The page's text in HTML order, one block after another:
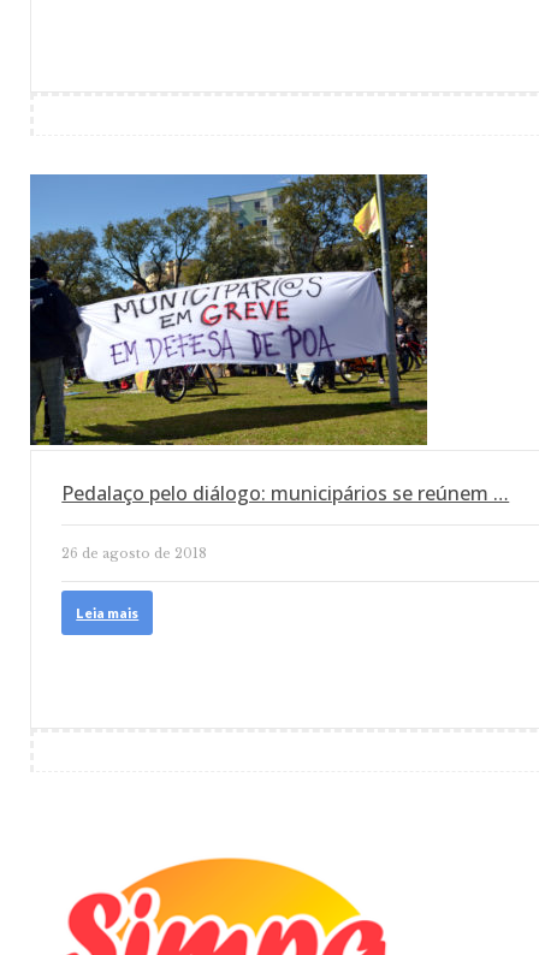
Pedalaço pelo diálogo: municipários se reúnem …
26 de agosto de 2018
Leia mais